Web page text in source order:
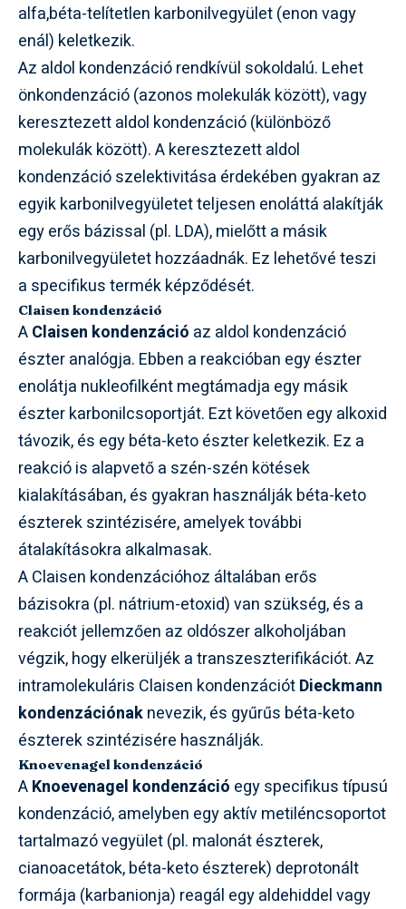
alfa,béta-telítetlen karbonilvegyület (enon vagy
enál) keletkezik.
Az aldol kondenzáció rendkívül sokoldalú. Lehet
önkondenzáció (azonos molekulák között), vagy
keresztezett aldol kondenzáció (különböző
molekulák között). A keresztezett aldol
kondenzáció szelektivitása érdekében gyakran az
egyik karbonilvegyületet teljesen enoláttá alakítják
egy erős bázissal (pl. LDA), mielőtt a másik
karbonilvegyületet hozzáadnák. Ez lehetővé teszi
a specifikus termék képződését.
Claisen kondenzáció
AClaisen kondenzáció az aldol kondenzáció
észter analógja. Ebben a reakcióban egy észter
enolátja nukleofilként megtámadja egy másik
észter karbonilcsoportját. Ezt követően egy alkoxid
távozik, és egy béta-keto észter keletkezik. Ez a
reakció is alapvető a szén-szén kötések
kialakításában, és gyakran használják béta-keto
észterek szintézisére, amelyek további
átalakításokra alkalmasak.
A Claisen kondenzációhoz általában erős
bázisokra (pl. nátrium-etoxid) van szükség, és a
reakciót jellemzően az oldószer alkoholjában
végzik, hogy elkerüljék a transzeszterifikációt. Az
intramolekuláris Claisen kondenzációtDieckmann
kondenzációnaknevezik, és gyűrűs béta-keto
észterek szintézisére használják.
Knoevenagel kondenzáció
AKnoevenagel kondenzáció egy specifikus típusú
kondenzáció, amelyben egy aktív metiléncsoportot
tartalmazó vegyület (pl. malonát észterek,
cianoacetátok, béta-keto észterek) deprotonált
formája (karbanionja) reagál egy aldehiddel vagy